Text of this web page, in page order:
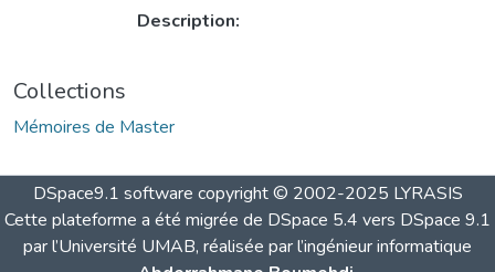
Description:
Collections
Mémoires de Master
DSpace9.1 software copyright © 2002-2025 LYRASIS
Cette plateforme a été migrée de DSpace 5.4 vers DSpace 9.1
par l’Université UMAB, réalisée par l’ingénieur informatique